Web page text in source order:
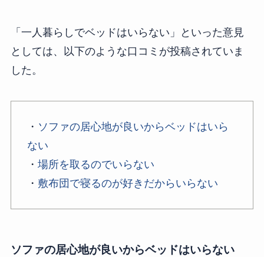
「一人暮らしでベッドはいらない」といった意見
としては、以下のような口コミが投稿されていま
した。
・ ソファの居心地が良いからベッドはいら
ない
・ 場所を取るのでいらない
・ 敷布団で寝るのが好きだからいらない
ソファの居心地が良いからベッドはいらない